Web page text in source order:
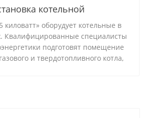
котельной
киловатт» оборудует котельные в
Квалифицированные специалисты
подготовят помещение
и твердотопливного котла,